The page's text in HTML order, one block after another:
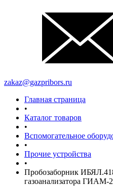
zakaz@gazpribors.ru
Главная страница
•
Каталог товаров
•
Вспомогательное
•
Прочие устройства
•
Пробозаборник
газоанализатора ГИАМ-